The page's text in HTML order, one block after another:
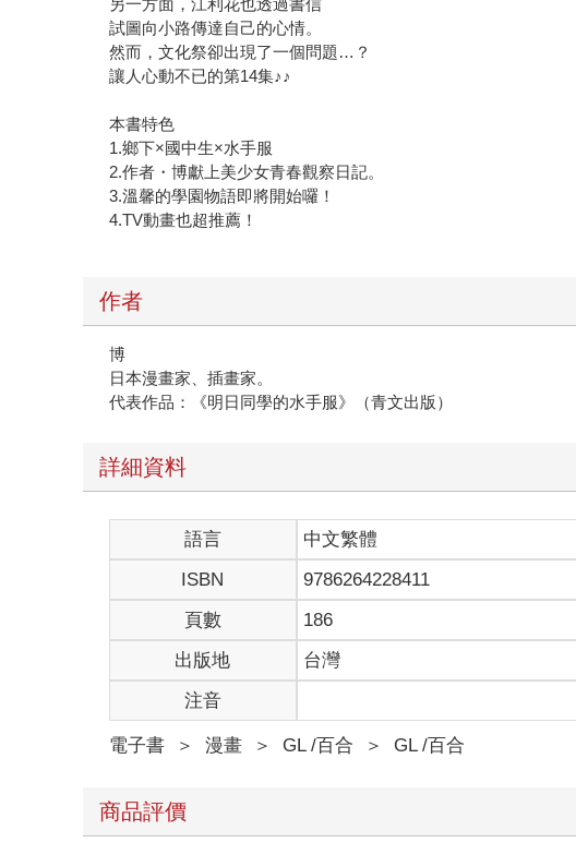
試圖向小路傳達自己的心情。
然而，文化祭卻出現了一個問題…？
讓人心動不已的第14集♪♪
本書特色
1.鄉下×國中生×水手服
2.作者・博獻上美少女青春觀察日記。
3.溫馨的學園物語即將開始囉！
4.TV動畫也超推薦！
作者
博
日本漫畫家、插畫家。
代表作品：《明日同學的水手服》（青文出版）
詳細資料
語言 中文繁體
ISBN
9786264228411
頁數
186
出版地
台灣
注音
電子書 ＞ 漫畫 ＞ GL /百合 ＞ GL /百合
商品評價